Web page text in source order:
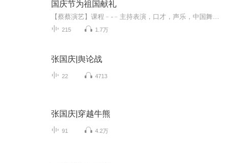
国庆节为祖国献礼
215 1.7万
张国庆|舆论战
22 4713
张国庆|穿越牛熊
91 4.2万